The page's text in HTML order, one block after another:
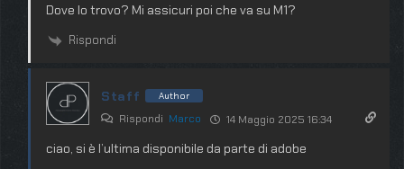
Dove lo trovo? Mi assicuri poi che va su M1?
Rispondi
Staff Author
Rispondi Marco 14 Maggio 2025 16:34
ciao, si è l’ultima disponibile da parte di adobe